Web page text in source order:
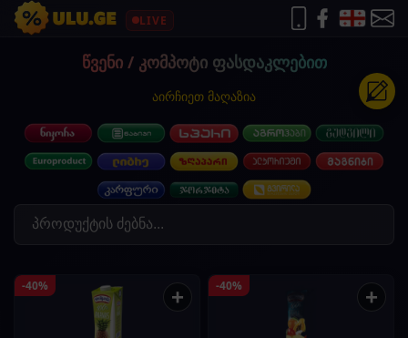
LIVE
წვენი / კომპოტი ფასდაკლებით
აირჩიეთ მაღაზია
-40% + -40% +